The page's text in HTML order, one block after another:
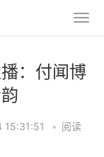
：付闻博
15:31:51 • 阅读